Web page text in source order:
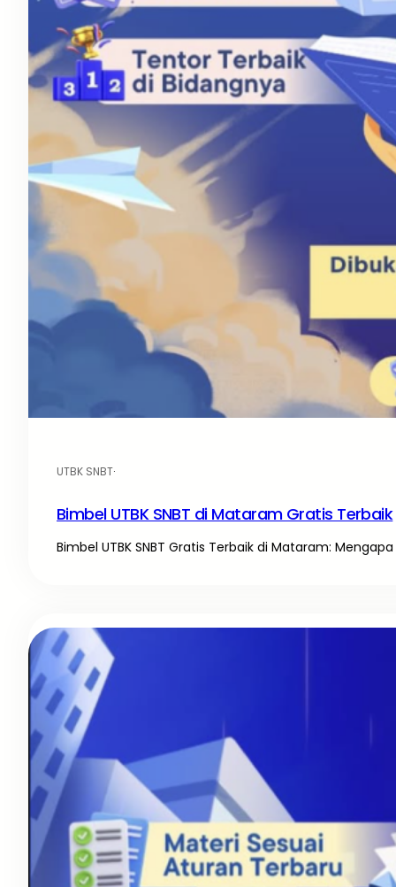
UTBK SNBT·
Bimbel UTBK SNBT di Mataram Gratis Terbaik
Bimbel UTBK SNBT Gratis Terbaik di Mataram: